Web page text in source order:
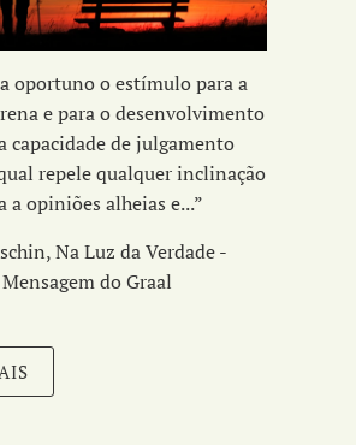
oportuno o estímulo para a
e para o desenvolvimento
capacidade de julgamento
repele qualquer inclinação
a opiniões alheias e...”
Na Luz da Verdade -
Mensagem do Graal